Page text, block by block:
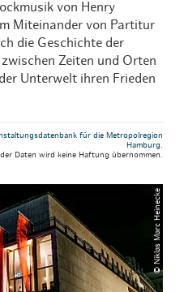
von Henry
Miteinander von Partitur
die Geschichte der
Zeiten und Orten
Unterwelt ihren Frieden
für die Metropolregion
Hamburg.
Daten wird keine Haftung übernommen.
© Niklas Marc Heinecke